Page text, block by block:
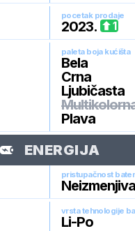
pocetak prodaje
2023. 1
paleta boja kućišta
Bela
Crna
Ljubičasta
Plava
ENERGIJA
pristupačnost
Neizmenjiva
vrsta tehnologije
Li-Po